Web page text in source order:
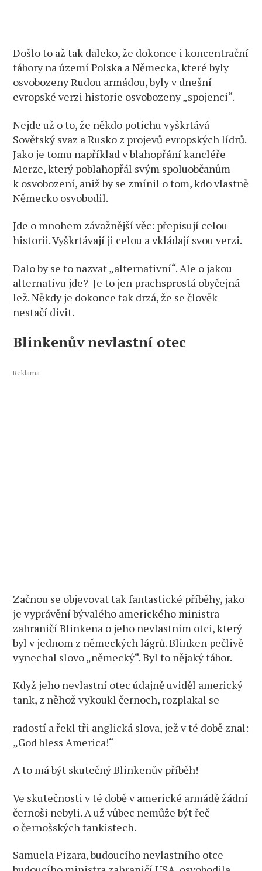
Došlo to až tak daleko, že dokonce i koncentrační
tábory na území Polska a Německa, které byly
osvobozeny Rudou armádou, byly v dnešní
evropské verzi historie osvobozeny „spojenci“.
Nejde už o to, že někdo potichu vyškrtává
Sovětský svaz a Rusko z projevů evropských lídrů.
Jako je tomu například v blahopřání kancléře
Merze, který poblahopřál svým spoluobčanům
k osvobození, aniž by se zmínil o tom, kdo vlastně
Německo osvobodil.
Jde o mnohem závažnější věc: přepisují celou
historii. Vyškrtávají ji celou a vkládají svou verzi.
Dalo by se to nazvat „alternativní“. Ale o jakou
alternativu jde? Je to jen prachsprostá obyčejná
lež. Někdy je dokonce tak drzá, že se člověk
nestačí divit.
Blinkenův nevlastní otec
Reklama
Začnou se objevovat tak fantastické příběhy, jako
je vyprávění bývalého amerického ministra
zahraničí Blinkena o jeho nevlastním otci, který
byl v jednom z německých lágrů. Blinken pečlivě
vynechal slovo „německý“. Byl to nějaký tábor.
Když jeho nevlastní otec údajně uviděl americký
tank, z něhož vykoukl černoch, rozplakal se
radostí a řekl tři anglická slova, jež v té době znal:
„God bless America!“
A to má být skutečný Blinkenův příběh!
Ve skutečnosti v té době v americké armádě žádní
černoši nebyli. A už vůbec nemůže být řeč
o černošských tankistech.
Samuela Pizara, budoucího nevlastního otce